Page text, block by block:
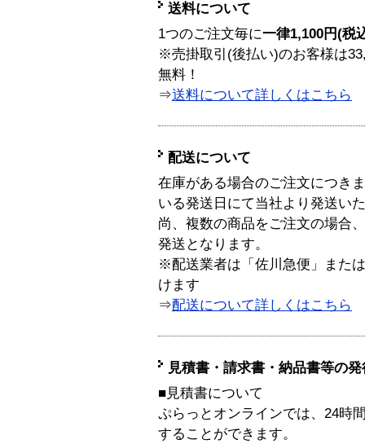
送料について
1つのご注文毎に一律1,100円(税
※売掛取引(後払い)のお客様は
無料！
⇒送料について詳しくはこちら
配送について
在庫がある場合のご注文につき
いる発送日にて当社より発送い
尚、複数の商品をご注文の場合
発送となります。
※配送業者は「佐川急便」また
けます
⇒配送について詳しくはこちら
見積書・請求書・納品書等の
■見積書について
ぷらっとオンラインでは、24時
することができます。